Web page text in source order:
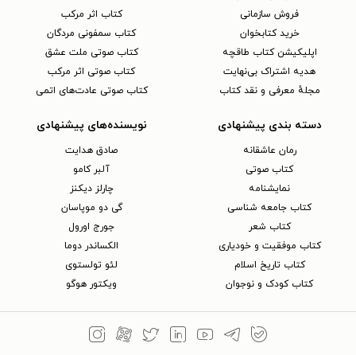
فروش سازمانی
خرید کتابخوان
اپلیکیشن کتاب طاقچه
هدیه اشتراک بی‌نهایت
مجلهٔ معرفی و نقد کتاب
کتاب اثر مرکب
کتاب سمفونی مردگان
کتاب صوتی ملت عشق
کتاب صوتی اثر مرکب
کتاب صوتی عادت‌های اتمی
دسته بندی پیشنهادی
رمان عاشقانه
کتاب‌ صوتی
نمایشنامه
کتاب جامعه شناسی
کتاب شعر
کتاب موفقیت و خودیاری
کتاب تاریخ اسلام
کتاب کودک و نوجوان
نویسنده‌های پیشنهادی
صادق هدایت
آلبر کامو
چارلز دیکنز
گی دو موپاسان
جورج اورول
الکساندر دوما
لئو تولستوی
ویکتور هوگو